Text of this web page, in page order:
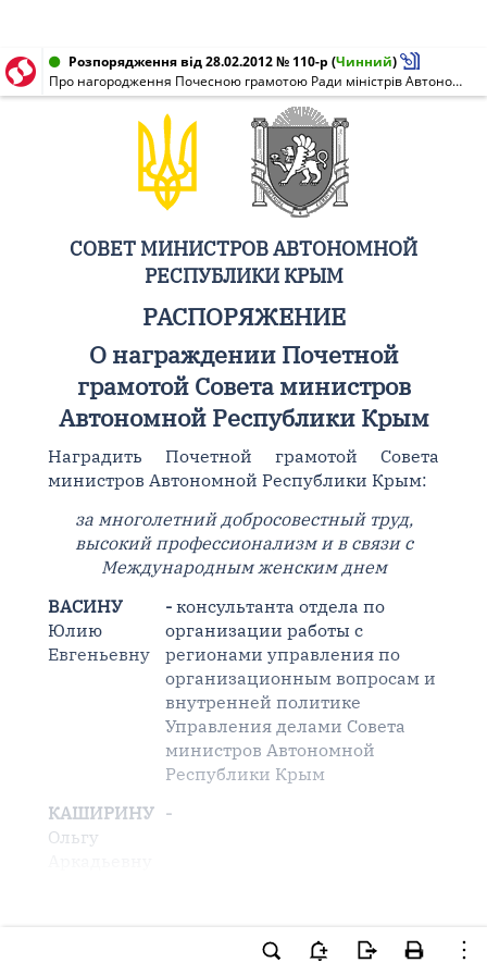
Розпорядження від 28.02.2012 № 110-р (Чинний)
Про нагородження Почесною грамотою Ради міністрів Автономної Республіки Крим
СОВЕТ МИНИСТРОВ АВТОНОМНОЙ
РЕСПУБЛИКИ КРЫМ
РАСПОРЯЖЕНИЕ
О награждении Почетной
грамотой Совета министров
Автономной Республики Крым
Наградить Почетной грамотой Совета
министров Автономной Республики Крым:
за многолетний добросовестный труд,
высокий профессионализм и в связи с
Международным женским днем
ВАСИНУ
Юлию
Евгеньевну
-консультанта отдела по
организации работы с
регионами управления по
организационным вопросам и
внутренней политике
Управления делами Совета
министров Автономной
Республики Крым
КАШИРИНУ
Ольгу
-